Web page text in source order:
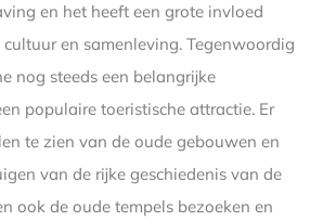
en het heeft een grote invloed
en samenleving. Tegenwoordig
nog steeds een belangrijke
populaire toeristische attractie. Er
te zien van de oude gebouwen en
van de rijke geschiedenis van de
ook de oude tempels bezoeken en